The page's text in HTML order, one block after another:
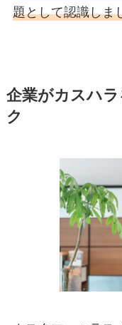
題として認識しま
企業がカスハ
ク